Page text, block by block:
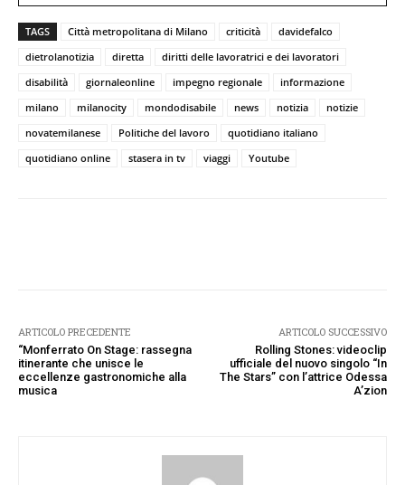
TAGS Città metropolitana di Milano criticità
davidefalco
dietrolanotizia
diretta
diritti delle lavoratrici e dei lavoratori
disabilità
giornaleonline impegno regionale
informazione
milano
milanocity mondodisabile news notizia
notizie
novatemilanese
Politiche del lavoro
quotidiano italiano
quotidiano online
stasera in tv viaggi Youtube
ARTICOLO PRECEDENTE
“Monferrato On Stage: rassegna
itinerante che unisce le
eccellenze gastronomiche alla
musica
ARTICOLO SUCCESSIVO
Rolling Stones: videoclip
ufficiale del nuovo singolo “In
The Stars” con l’attrice Odessa
A’zion